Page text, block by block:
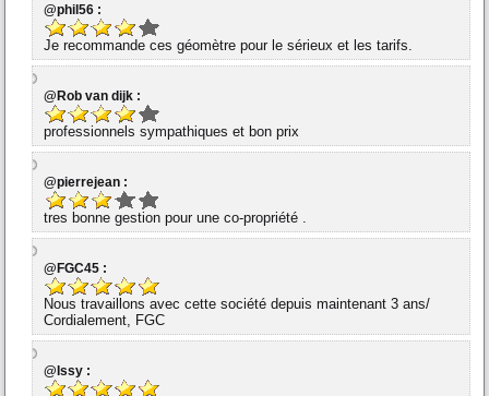
@phil56 :
Je recommande ces géomètre pour le sérieux et les tarifs.
@Rob van dijk :
professionnels sympathiques et bon prix
@pierrejean :
tres bonne gestion pour une co-propriété .
@FGC45 :
Nous travaillons avec cette société depuis maintenant 3 ans/
Cordialement, FGC
@Issy :